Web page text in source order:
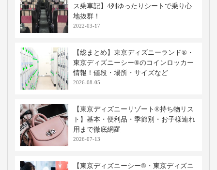
ス乗車記】4列ゆったりシートで乗り心
地抜群！
2022-03-17
【総まとめ】東京ディズニーランド®・
東京ディズニーシー®のコインロッカー
情報！値段・場所・サイズなど
2026-08-05
【東京ディズニーリゾート®持ち物リス
ト】基本・便利品・季節別・お子様連れ
用まで徹底網羅
2026-07-13
【東京ディズニーシー®・東京ディズニ